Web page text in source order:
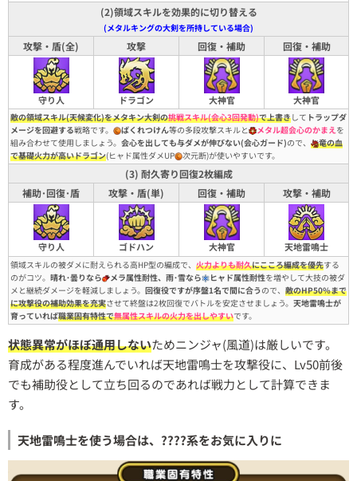
(2)領域スキルを効果的に切り替える
(メタルキングの大剣を所持している場合)
攻撃・盾(全) 攻撃 回復・補助 回復・補助
守り人 ドラゴン 大神官 大神官
敵の領域スキル(天候変化)をメタキン大剣の挑戦スキル(会心3回発動)で上書きして トラップダ
メージを回避する戦略です。 ばくれつけん等の多段攻撃スキルと メタル超会心のかまえ を
組み合わせて使用しましょう。 会心を出しても与ダメが伸びない(会心ガード)ので、
竜の血
で基礎火力が高いドラゴン(ヒャド属性ダメUP 次元断)が使いやすいです。
(3) 耐久寄り回復2枚編成
補助･回復･盾
攻撃・盾(単) 回復・補助 攻撃・補助
守り人 ゴドハン 大神官 天地雷鳴士
領域スキルの被ダメに耐えられる高HP型の編成で、 火力よりも耐久にこころ編成を優先する
のがコツ。 晴れ･曇りなら メラ属性耐性、雨･雪なら ヒャド属性耐性を増やして大技の被ダ
メと継続ダメージを軽減しましょう。 回復役ですが序盤1名で間に合うので、 敵のHP50%まで
に攻撃役の補助効果を充実させて終盤は2枚回復でバトルを安定させましょう。 天地雷鳴士が
育っていれば職業固有特性で無属性スキルの火力を出しやすいです。
状態異常がほぼ通用しないためニンジャ(風道)は厳しいです。
育成がある程度進んでいれば天地雷鳴士を攻撃役に、Lv50前後
でも補助役として立ち回るのであれば戦力として計算できま
す。
天地雷鳴士を使う場合は、????系をお気に入りに